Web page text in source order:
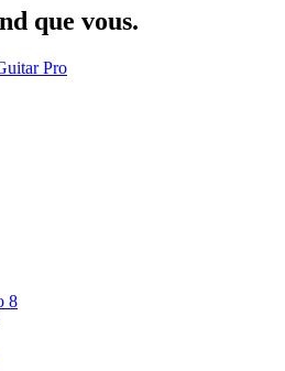
que vous.
Pro
8